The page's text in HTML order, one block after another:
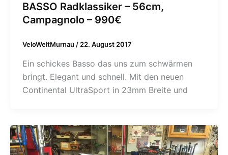
BASSO Radklassiker – 56cm,
Campagnolo – 990€
VeloWeltMurnau / 22. August 2017
Ein schickes Basso das uns zum schwärmen
bringt. Elegant und schnell. Mit den neuen
Continental UltraSport in 23mm Breite und